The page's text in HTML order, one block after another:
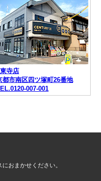
寺店
都市南区四ツ塚町26番地
007-001
おまかせください。